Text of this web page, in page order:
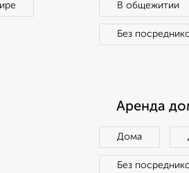
В общежитии
Без
Аренда
Дома
Без